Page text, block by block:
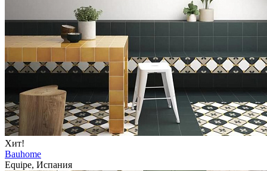
Хит!
Bauhome
Equipe, Испания